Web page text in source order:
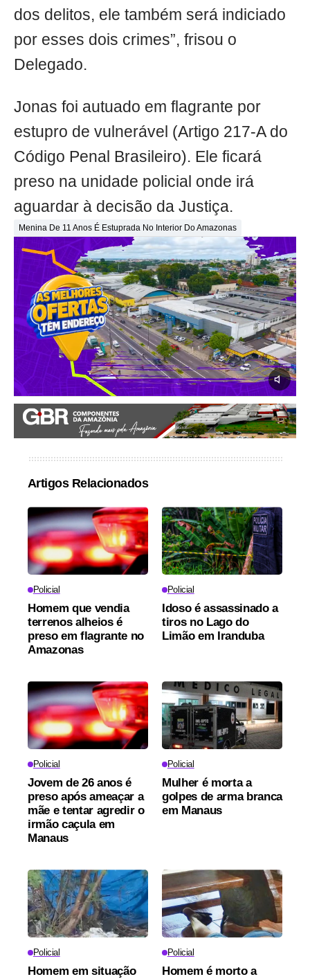
dos delitos, ele também será indiciado
por esses dois crimes”, frisou o
Delegado.
Jonas foi autuado em flagrante por
estupro de vulnerável (Artigo 217-A do
Código Penal Brasileiro). Ele ficará
preso na unidade policial onde irá
aguardar à decisão da Justiça.
Menina De 11 Anos É Estuprada No Interior Do Amazonas
Artigos Relacionados
Policial
Homem que vendia
terrenos alheios é
preso em flagrante no
Amazonas
Policial
Idoso é assassinado a
tiros no Lago do
Limão em Iranduba
Policial
Jovem de 26 anos é
preso após ameaçar a
mãe e tentar agredir o
irmão caçula em
Manaus
Policial
Mulher é morta a
golpes de arma branca
em Manaus
Policial
Homem em situação
Policial
Homem é morto a